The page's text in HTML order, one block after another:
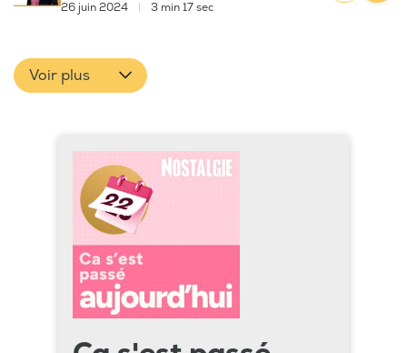
26 juin 2024 3 min 17 sec
Voir plus